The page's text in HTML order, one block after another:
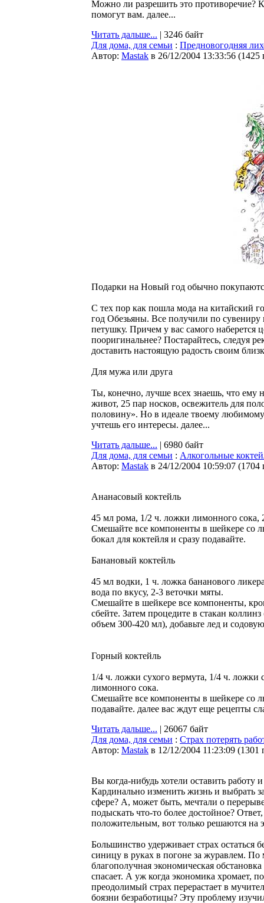
Можно ли разрешить это противоречие?
помогут вам. далее...
Читать дальше... | 3246 байт
Для дома, для семьи : Предновогодняя
Автор: Мastak в 26/12/2004 13:33:56 (1425
Подарки на Новый год обычно
С тех пор как пошла мода на китайский
год Обезьяны. Все получили по
петушку. Причем у вас самого наберется
пооригинальнее? Постарайтесь, следуя
доставить настоящую радость своим
Для мужа или друга
Ты, конечно, лучше всех знаешь, что ему
живот, 25 пар носков, освежитель для
половину». Но в идеале твоему
учтешь его интересы. далее...
Читать дальше... | 6980 байт
Для дома, для семьи : Алкогольные
Автор: Мastak в 24/12/2004 10:59:07 (1704
Ананасовый коктейль
45 мл рома, 1/2 ч. ложки лимонного сока,
Смешайте все компоненты в шейкере со
бокал для коктейля и сразу подавайте.
Банановый коктейль
45 мл водки, 1 ч. ложка бананового
вода по вкусу, 2-3 веточки мяты.
Смешайте в шейкере все компоненты,
сбейте. Затем процедите в стакан
объем 300-420 мл), добавьте лед и
Горный коктейль
1/4 ч. ложки сухого вермута, 1/4 ч.
лимонного сока.
Смешайте все компоненты в шейкере со
подавайте. далее вас ждут еще рецепты
Читать дальше... | 26067 байт
Для дома, для семьи : Страх потерять
Автор: Мastak в 12/12/2004 11:23:09 (1301
Вы когда-нибудь хотели оставить работу
Кардинально изменить жизнь и выбрать
сфере? А, может быть, мечтали о
подыскать что-то более достойное? Ответ,
положительным, вот только решаются на
Большинство удерживает страх остаться
синицу в руках в погоне за журавлем.
благополучная экономическая
спасает. А уж когда экономика хромает,
преодолимый страх перерастает в
боязни безработицы? Эту проблему